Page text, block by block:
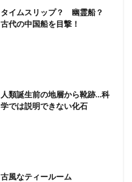
タイムスリップ？ 幽霊船？
古代の中国船を目撃！
人類誕生前の地層から靴跡…科
学では説明できない化石
古風なティールーム